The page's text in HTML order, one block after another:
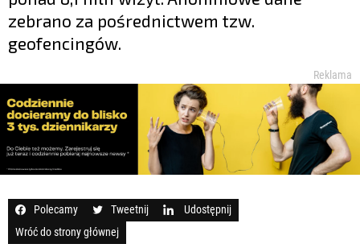
zebrano za pośrednictwem tzw.
geofencingów.
Reklama
Polecamy Tweetnij
Udostępnij
Wróć do strony głównej